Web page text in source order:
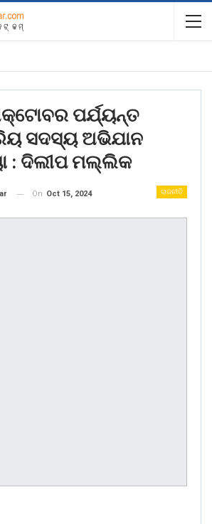
ପର୍ଯ୍ୟନ୍ତ
ସଦସ୍ୟ ଅଭିଯାନ
: ଦିଲୀପ ମଲ୍ଲିକ
ରାଜନୀତି
On Oct 15, 2024